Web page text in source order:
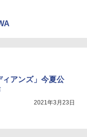
ィアンズ」今夏公
2021年3月23日